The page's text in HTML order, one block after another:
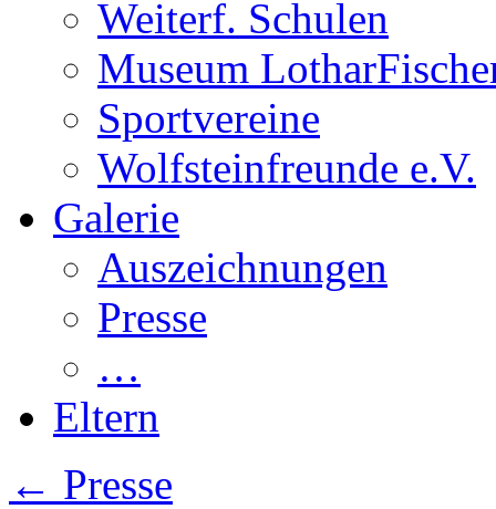
Weiterf. Schulen
Museum
Sportvereine
Wolfsteinfreunde e.V.
Galerie
Auszeichnungen
Presse
…
Eltern
← Presse